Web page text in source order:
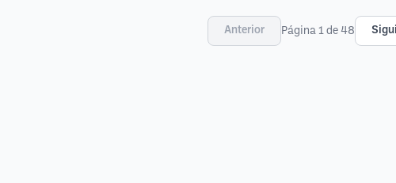
Anterior Página 1 de 48